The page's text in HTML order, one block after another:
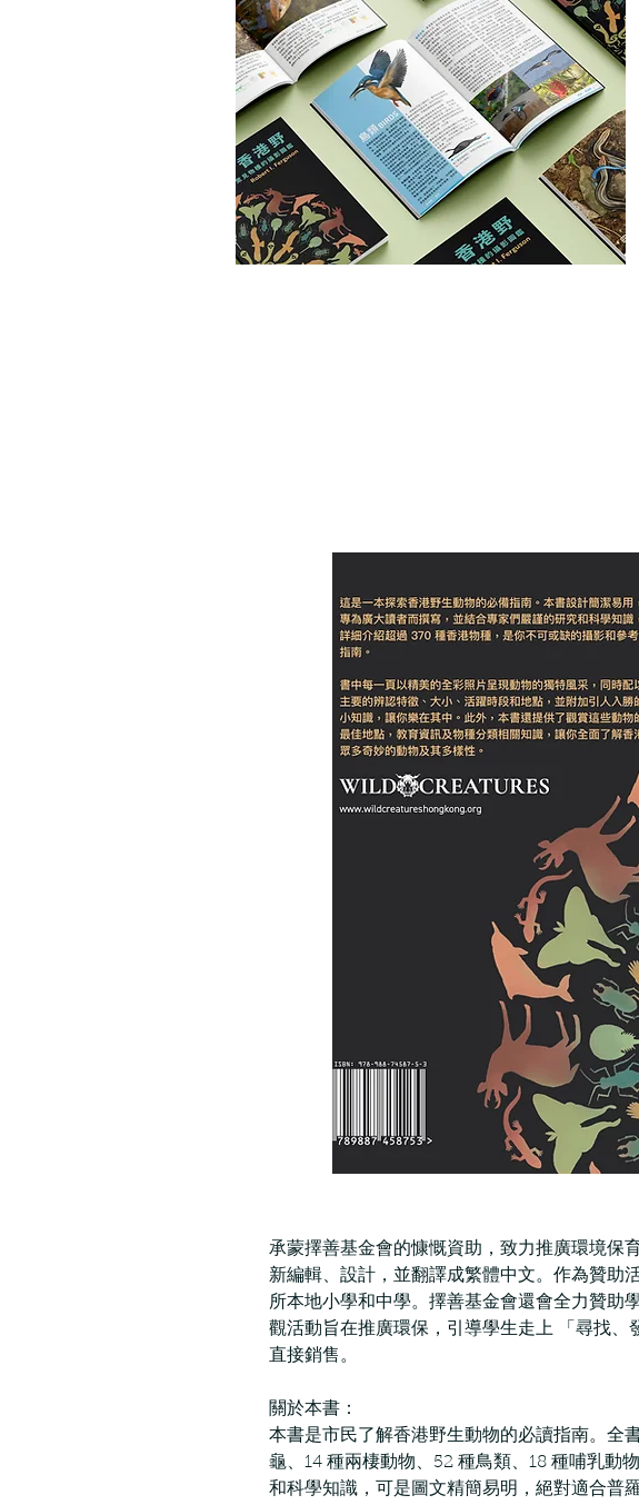
承蒙擇善基金會的慷慨資助，致力推廣環境保
新編輯、設計，並翻譯成繁體中文。作為贊
所本地小學和中學。擇善基金會還會全力贊助
觀活動旨在推廣環保，引導學生走上 「尋找
直接銷售。
關於本書：
本書是市民了解香港野生動物的必讀指南。全
龜、14 種兩棲動物、52 種鳥類、18 種哺乳動
和科學知識，可是圖文精簡易明，絕對適合普羅